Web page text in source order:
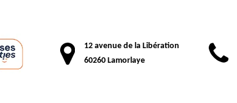
12 avenue de la Libération
60260 Lamorlaye